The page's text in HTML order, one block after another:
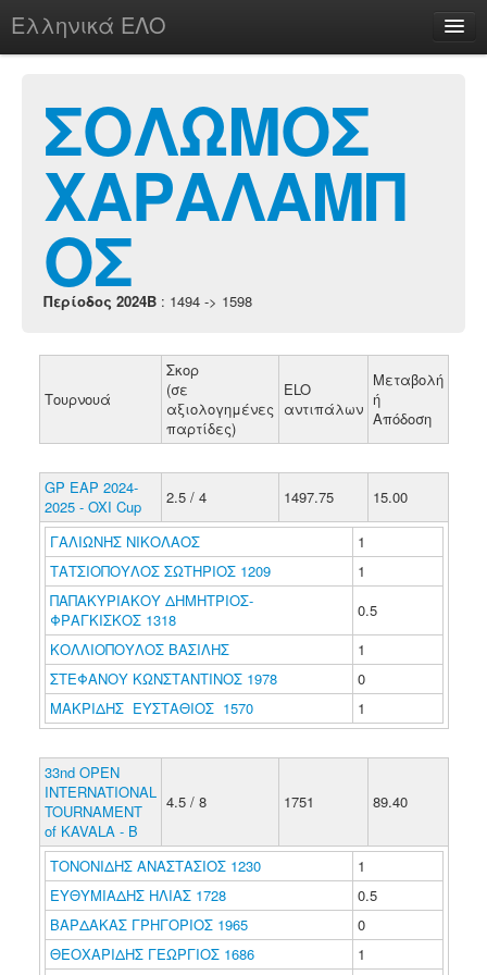
Ελληνικά ΕΛΟ
chesstu.be @ discord
Login
ΣΟΛΩΜΟΣ
ΧΑΡΑΛΑΜΠ
ΟΣ
Περίοδος 2024B : 1494 -> 1598
Τουρνουά
Σκορ
(σε
αξιολογημένες
παρτίδες)
ELO
αντιπάλων
Μεταβολή
ή
Απόδοση
GP EAP 2024-
2025 - OXI Cup
2.5 / 4 1497.75 15.00
ΓΑΛΙΩΝΗΣ ΝΙΚΟΛΑΟΣ
1
ΤΑΤΣΙΟΠΟΥΛΟΣ ΣΩΤΗΡΙΟΣ 1209
1
ΠΑΠΑΚΥΡΙΑΚΟΥ ΔΗΜΗΤΡΙΟΣ-
ΦΡΑΓΚΙΣΚΟΣ 1318
0.5
ΚΟΛΛΙΟΠΟΥΛΟΣ ΒΑΣΙΛΗΣ
1
ΣΤΕΦΑΝΟΥ ΚΩΝΣΤΑΝΤΙΝΟΣ 1978
0
ΜΑΚΡΙΔΗΣ ΕΥΣΤΑΘΙΟΣ 1570
1
33nd OPEN
INTERNATIONAL
TOURNAMENT
of KAVALA - B
4.5 / 8 1751 89.40
ΤΟΝΟΝΙΔΗΣ ΑΝΑΣΤΑΣΙΟΣ 1230
1
ΕΥΘΥΜΙΑΔΗΣ ΗΛΙΑΣ 1728
0.5
ΒΑΡΔΑΚΑΣ ΓΡΗΓΟΡΙΟΣ 1965
0
ΘΕΟΧΑΡΙΔΗΣ ΓΕΩΡΓΙΟΣ 1686
1